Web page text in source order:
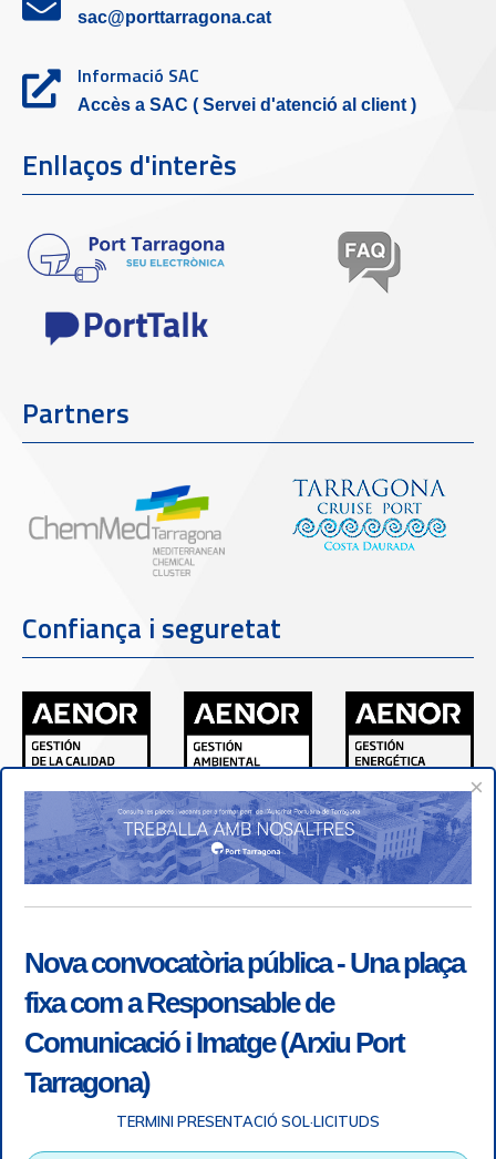
sac@porttarragona.cat
Informació SAC
Accès a SAC ( Servei d'atenció al client )
Enllaços d'interès
Partners
Confiança i seguretat
×
Nova convocatòria pública - Una plaça
fixa com a Responsable de
Comunicació i Imatge (Arxiu Port
Tarragona)
TERMINI PRESENTACIÓ SOL·LICITUDS